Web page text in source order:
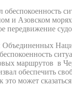
и Азовском
передвижение
Объединенных
маршрутов в
обеспечить
это может